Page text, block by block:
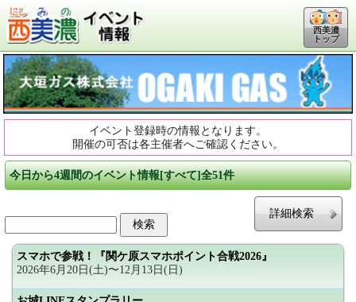
西美濃
トップ
イベント登録時の情報となります。
開催の可否は各主催者へご確認ください。
今日から4週間のイベント情報[すべて]全51件
詳細検索
スマホで参戦！『関ケ原スマホポイント合戦2026』
2026年6月20日(土)〜12月13日(日)